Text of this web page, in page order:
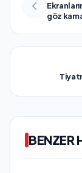
göz
BENZER